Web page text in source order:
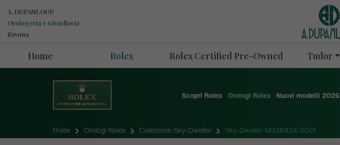
A. DUPANLOUP
Orologeria e Gioielleria
Savona
Home Rolex Rolex Certified Pre-Owned Tudor
Scopri Rolex Orologi Rolex Nuovi modelli 2026
Rolex Orologi Rolex Collezione Sky-Dweller Sky-Dweller M336934-0001